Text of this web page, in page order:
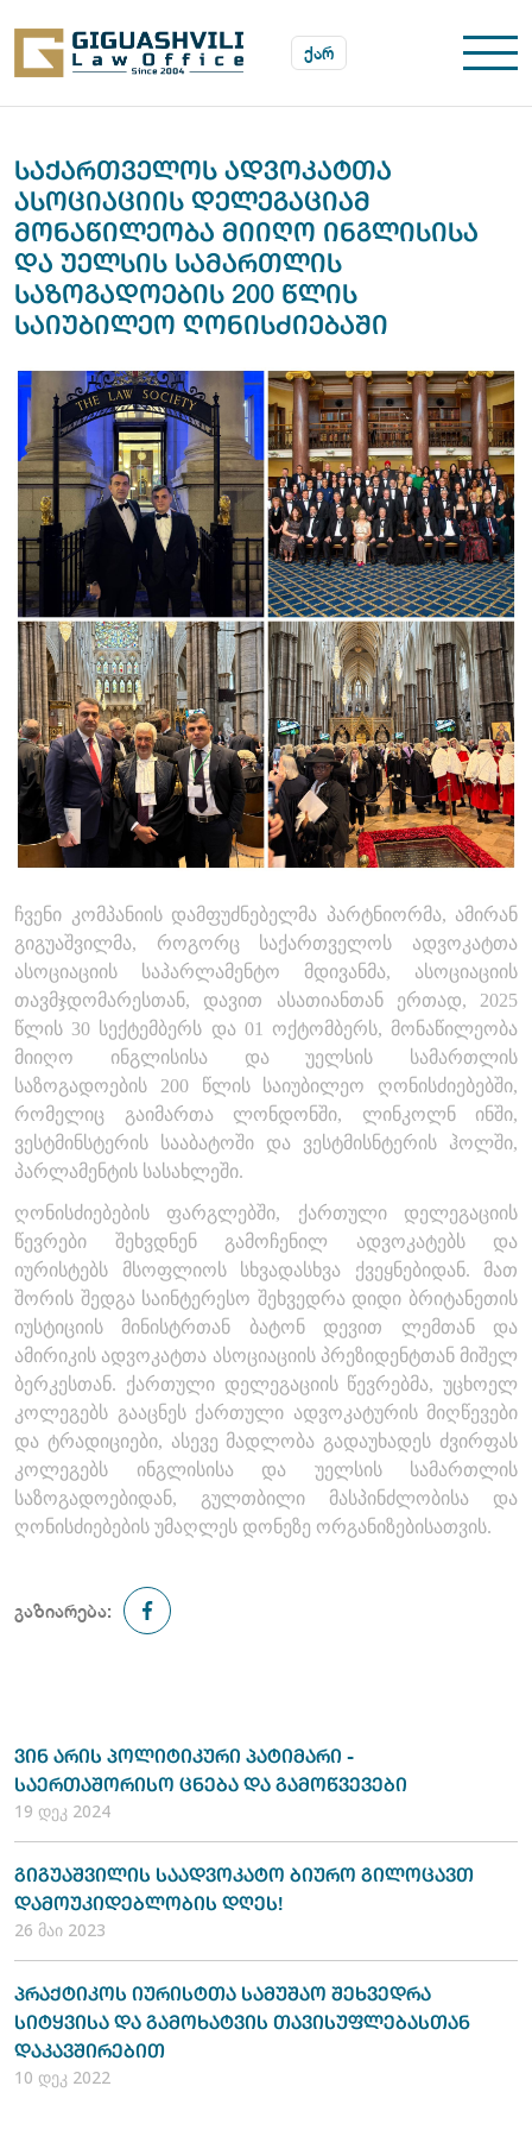
ქარ
ᲡᲐᲥᲐᲠᲗᲕᲔᲚᲝᲡ ᲐᲓᲕᲝᲙᲐᲢᲗᲐ
ᲐᲡᲝᲪᲘᲐᲪᲘᲘᲡ ᲓᲔᲚᲔᲒᲐᲪᲘᲐᲛ
ᲛᲝᲜᲐᲬᲘᲚᲔᲝᲑᲐ ᲛᲘᲘᲦᲝ ᲘᲜᲒᲚᲘᲡᲘᲡᲐ
ᲓᲐ ᲣᲔᲚᲡᲘᲡ ᲡᲐᲛᲐᲠᲗᲚᲘᲡ
ᲡᲐᲖᲝᲒᲐᲓᲝᲔᲑᲘᲡ 200 ᲬᲚᲘᲡ
ᲡᲐᲘᲣᲑᲘᲚᲔᲝ ᲦᲝᲜᲘᲡᲫᲘᲔᲑᲐᲨᲘ
ჩვენი კომპანიის დამფუძნებელმა პარტნიორმა, ამირან
გიგუაშვილმა, როგორც საქართველოს ადვოკატთა
ასოციაციის საპარლამენტო მდივანმა, ასოციაციის
თავმჯდომარესთან, დავით ასათიანთან ერთად, 2025
წლის 30 სექტემბერს და 01 ოქტომბერს, მონაწილეობა
მიიღო ინგლისისა და უელსის სამართლის
საზოგადოების 200 წლის საიუბილეო ღონისძიებებში,
რომელიც გაიმართა ლონდონში, ლინკოლნ ინში,
ვესტმინსტერის სააბატოში და ვესტმისნტერის ჰოლში,
პარლამენტის სასახლეში.
ღონისძიებების ფარგლებში, ქართული დელეგაციის
წევრები შეხვდნენ გამოჩენილ ადვოკატებს და
იურისტებს მსოფლიოს სხვადასხვა ქვეყნებიდან. მათ
შორის შედგა საინტერესო შეხვედრა დიდი ბრიტანეთის
იუსტიციის მინისტრთან ბატონ დევით ლემთან და
ამირიკის ადვოკატთა ასოციაციის პრეზიდენტთან მიშელ
ბერკესთან. ქართული დელეგაციის წევრებმა, უცხოელ
კოლეგებს გააცნეს ქართული ადვოკატურის მიღწევები
და ტრადიციები, ასევე მადლობა გადაუხადეს ძვირფას
კოლეგებს ინგლისისა და უელსის სამართლის
საზოგადოებიდან, გულთბილი მასპინძლობისა და
ღონისძიებების უმაღლეს დონეზე ორგანიზებისათვის.
გაზიარება:
ვინ არის პოლიტიკური პატიმარი -
საერთაშორისო ცნება და გამოწვევები
19 დეკ 2024
გიგუაშვილის საადვოკატო ბიურო გილოცავთ
დამოუკიდებლობის დღეს!
26 მაი 2023
პრაქტიკოს იურისტთა სამუშაო შეხვედრა
სიტყვისა და გამოხატვის თავისუფლებასთან
დაკავშირებით
10 დეკ 2022